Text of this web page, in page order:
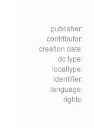
publisher:
contributor:
creation date:
dc type:
localtype:
identifier:
language:
rights: